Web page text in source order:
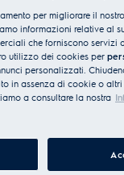
per migliorare il
informazioni relative al
che forniscono
utilizzo dei cookies per
personalizzati.
in assenza di cookie o
a consultare la nostra